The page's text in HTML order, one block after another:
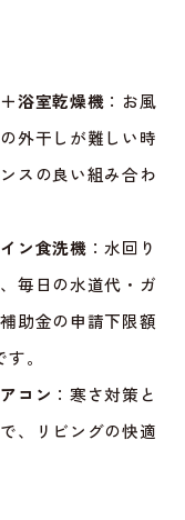
浴室乾燥機 ：お風
外干しが難しい時
スの良い組み合わ
ン食洗機 ：水回り
毎日の水道代・ガ
助金の申請下限額
。
コン ：寒さ対策と
、リビングの快適